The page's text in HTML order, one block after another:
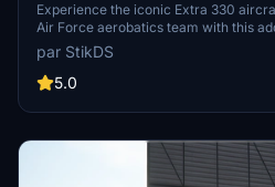
Experience the iconic Extra 330
Air Force aerobatics team with this
par StikDS
5.0